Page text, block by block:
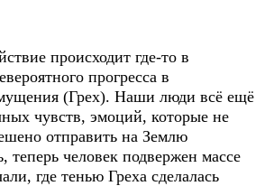
происходит где-то в
прогресса в
(Грех). Наши люди всё ещё
чувств, эмоций, которые не
отправить на Землю
человек подвержен массе
где тенью Греха сделалась